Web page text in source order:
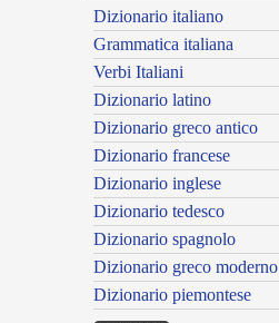
Dizionario italiano
Grammatica italiana
Verbi Italiani
Dizionario latino
Dizionario greco antico
Dizionario francese
Dizionario inglese
Dizionario tedesco
Dizionario spagnolo
Dizionario greco moderno
Dizionario piemontese